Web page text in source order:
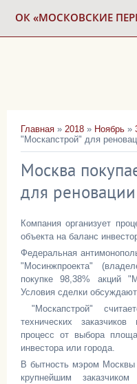
ОК «МОСКОВСКИЕ
Главная » 2018 » Ноябрь »
"Москапстрой" для
Москва
для реновации
Компания организует
объекта на баланс
Федеральная
"Мосинжпроекта"
покупке 98,38% акций
Условия сделки
"Москапстрой"
технических
процесс от выбора
инвестора или города.
В бытность мэром
крупнейшим